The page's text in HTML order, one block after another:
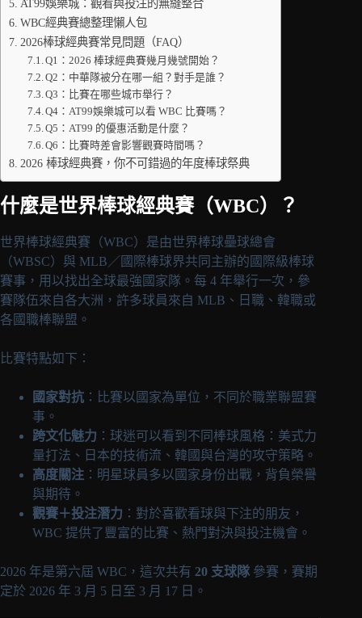
AT99娛樂城：觀看與投注的無縫整合
WBC經典賽總整理懶人包
2026棒球經典賽常見問題（FAQ）
Q1：2026 棒球經典賽幾月幾號開始？
Q2：中華隊被分在哪一組？對手是誰？
Q3：比賽在哪些城市舉行？
Q4：AT99娛樂城可以看 WBC 比賽嗎？
Q5：AT99 的優惠活動是什麼？
Q6：比賽時差會影響觀賽時間嗎？
2026 棒球經典賽，你不可錯過的年度棒球祭典
什麼是世界棒球經典賽（WBC）？
世界棒球經典賽（WBC）是由世界棒球壘球總會
（WBSC）與 MLB／國際棒球界共同主辦的國際級棒球
賽事，用以找出全球最強國家隊。每 4 年舉行一次，參
賽隊伍來自各大洲，許多球員來自 MLB、日職、韓職或
各國職棒聯盟。
比賽特點如下：
國家對抗 ：比賽以國家為單位，不同於職業聯盟賽
事。
跨文化魅力 ：球迷可以看到不同棒球風格：美式力
量打法、日本的技術流、韓國與台灣的攻守策略。
高度關注 ：明星球員多以國家身份出戰，背負榮譽
與期待。
觀賽＋投注潛力 ：對於喜歡看球與下注的朋友，
WBC 提供了豐富的比賽、熱門對決與投注機會。
2026 年是第六屆 WBC，這次共有 20 支球隊 參賽，賽期
定於 2026 年 3 月 5 日至 3 月 17 日。